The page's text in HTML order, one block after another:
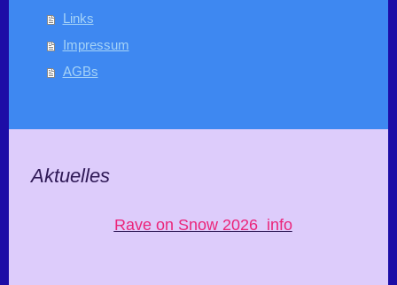
Links
Impressum
AGBs
Aktuelles
Rave on Snow 2026 info